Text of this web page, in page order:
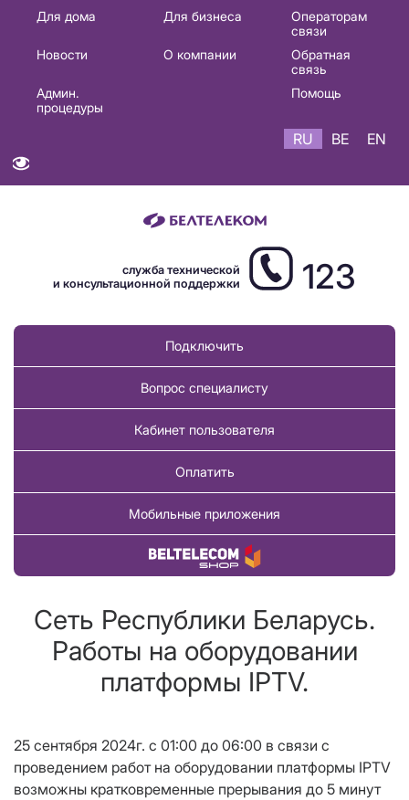
Основная
навигация
Для дома Для бизнеса
Операторам
связи
Новости
О компании
Обратная
связь
Админ.
процедуры
Помощь
RU BE EN
служба технической
и консультационной поддержки
123
Подключить
Вопрос специалисту
Кабинет пользователя
Оплатить
Мобильные приложения
Купить товар
Сеть Республики Беларусь.
Работы на оборудовании
платформы IPTV.
25 сентября 2024г. с 01:00 до 06:00 в связи с
проведением работ на оборудовании платформы IPTV
возможны кратковременные прерывания до 5 минут